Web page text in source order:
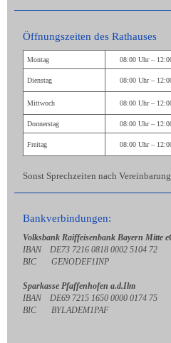
Öffnungszeiten des Rathauses
Montag 08:00 Uhr –
Dienstag 08:00 Uhr –
Mittwoch 08:00 Uhr –
Donnerstag 08:00 Uhr –
Freitag 08:00 Uhr –
Sonst Sprechzeiten nach Vereinbarung
Bankverbindungen:
Volksbank Raiffeisenbank Bayern Mitte
IBAN DE73 7216 0818 0002 5104 72
BIC GENODEF1INP
Sparkasse Pfaffenhofen a.d.Ilm
IBAN DE69 7215 1650 0000 0174 75
BIC BYLADEM1PAF